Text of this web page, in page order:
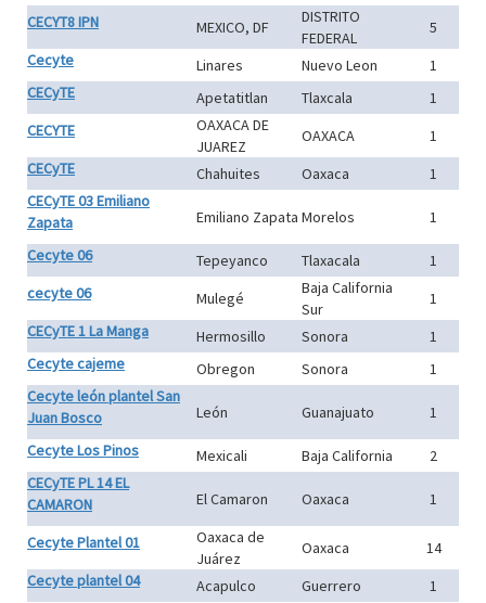
CECYT8 IPN
MEXICO, DF
DISTRITO
FEDERAL
5
Cecyte
Linares Nuevo Leon
1
CECyTE
Apetatitlan Tlaxcala
1
CECYTE
OAXACA DE
JUAREZ
OAXACA
1
CECyTE
Chahuites Oaxaca
1
CECyTE 03 Emiliano
Zapata
Emiliano Zapata Morelos
1
Cecyte 06
Tepeyanco Tlaxacala
1
cecyte 06
Mulegé
Baja California
Sur
1
CECyTE 1 La Manga
Hermosillo Sonora
1
Cecyte cajeme
Obregon Sonora
1
Cecyte león plantel San
Juan Bosco
León Guanajuato
1
Cecyte Los Pinos
Mexicali Baja California
2
CECyTE PL 14 EL
CAMARON
El Camaron Oaxaca 1
Cecyte Plantel 01
Oaxaca de
Juárez
Oaxaca
14
Cecyte plantel 04
Acapulco Guerrero 1